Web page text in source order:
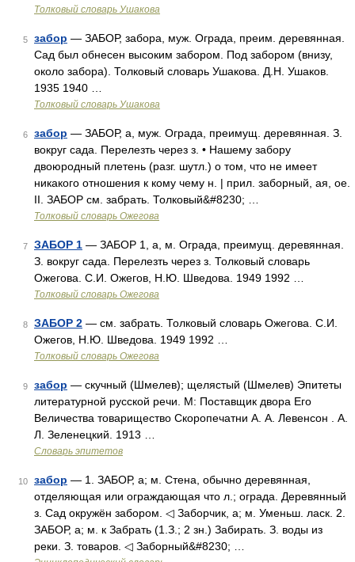
Толковый словарь Ушакова
5 забор — ЗАБОР, забора, муж. Ограда, преим. деревянная.
Сад был обнесен высоким забором. Под забором (внизу,
около забора). Толковый словарь Ушакова. Д.Н. Ушаков.
1935 1940 …
Толковый словарь Ушакова
6 забор — ЗАБОР, а, муж. Ограда, преимущ. деревянная. З.
вокруг сада. Перелезть через з. • Нашему забору
двоюродный плетень (разг. шутл.) о том, что не имеет
никакого отношения к кому чему н. | прил. заборный, ая, ое.
II. ЗАБОР см. забрать. Толковый&#8230; …
Толковый словарь Ожегова
7 ЗАБОР 1 — ЗАБОР 1, а, м. Ограда, преимущ. деревянная.
З. вокруг сада. Перелезть через з. Толковый словарь
Ожегова. С.И. Ожегов, Н.Ю. Шведова. 1949 1992 …
Толковый словарь Ожегова
8 ЗАБОР 2 — см. забрать. Толковый словарь Ожегова. С.И.
Ожегов, Н.Ю. Шведова. 1949 1992 …
Толковый словарь Ожегова
9 забор — скучный (Шмелев); щелястый (Шмелев) Эпитеты
литературной русской речи. М: Поставщик двора Его
Величества товарищество Скоропечатни А. А. Левенсон . А.
Л. Зеленецкий. 1913 …
Словарь эпитетов
10 забор — 1. ЗАБОР, а; м. Стена, обычно деревянная,
отделяющая или ограждающая что л.; ограда. Деревянный
з. Сад окружён забором. ◁ Заборчик, а; м. Уменьш. ласк. 2.
ЗАБОР, а; м. к Забрать (1.З.; 2 зн.) Забирать. З. воды из
реки. З. товаров. ◁ Заборный&#8230; …